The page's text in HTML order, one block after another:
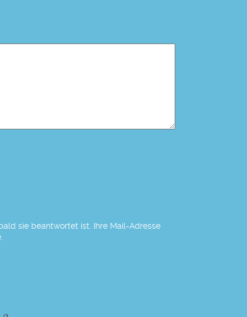
sie beantwortet ist. Ihre Mail-Adresse